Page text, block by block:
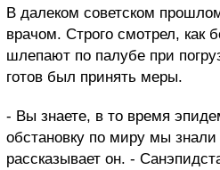
В далеком советском
врачом. Строго смотрел, как
шлепают по палубе при
готов был принять меры.
- Вы знаете, в то время
обстановку по миру мы
рассказывает он. -